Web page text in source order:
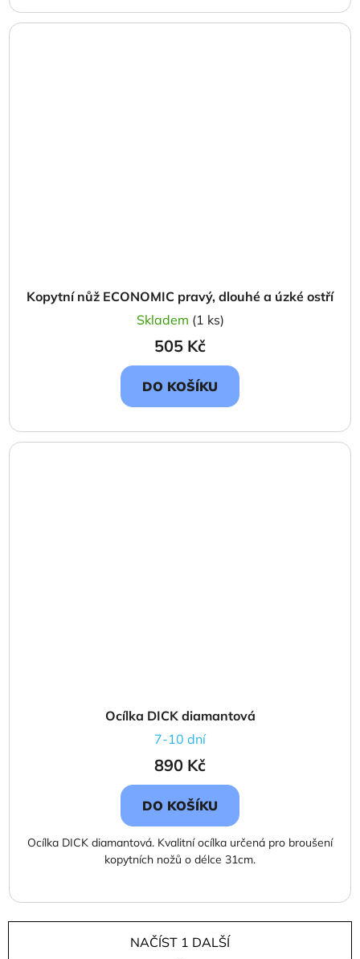
Kopytní nůž ECONOMIC pravý, dlouhé a úzké ostří
Skladem (1 ks)
505 Kč
DO KOŠÍKU
Ocílka DICK diamantová
7-10 dní
890 Kč
DO KOŠÍKU
Ocílka DICK diamantová. Kvalitní ocílka určená pro broušení
kopytních nožů o délce 31cm.
NAČÍST 1 DALŠÍ